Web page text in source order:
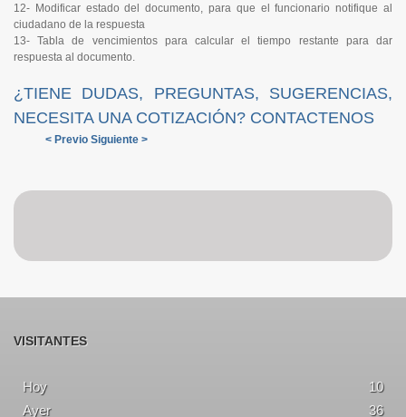
12- Modificar estado del documento, para que el funcionario notifique al
ciudadano de la respuesta
13- Tabla de vencimientos para calcular el tiempo restante para dar
respuesta al documento.
¿TIENE DUDAS, PREGUNTAS, SUGERENCIAS,
NECESITA UNA COTIZACIÓN? CONTACTENOS
< Previo Siguiente >
VISITANTES
Hoy
10
Ayer
36